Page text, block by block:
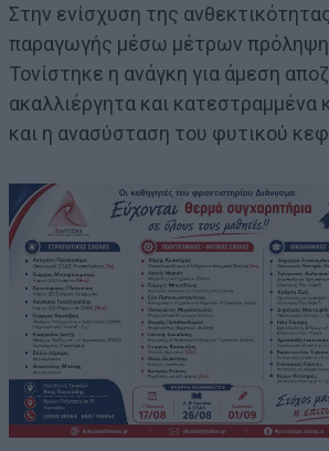
Στην ενίσχυση της
παραγωγής μέσω μέτρων
Τονίστηκε η ανάγκη για άμεση
ακαλλιέργητα και κατεστραμμένα
και η ανασύσταση του φυτικού